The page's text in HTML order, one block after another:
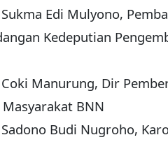
Edi Mulyono,
Kedeputian
Manurung, Dir
BNN
Budi Nugroho,